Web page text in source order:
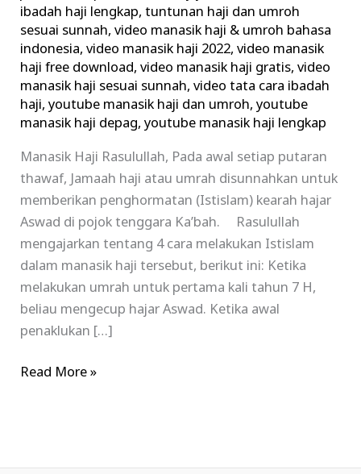
ibadah haji lengkap,tuntunan haji dan umroh
sesuai sunnah,video manasik haji & umroh bahasa
indonesia,video manasik haji 2022,video manasik
haji free download,video manasik haji gratis,video
manasik haji sesuai sunnah,video tata cara ibadah
haji,youtube manasik haji dan umroh,youtube
manasik haji depag,youtube manasik haji lengkap
Manasik Haji Rasulullah, Pada awal setiap putaran
thawaf, Jamaah haji atau umrah disunnahkan untuk
memberikan penghormatan (Istislam) kearah hajar
Aswad di pojok tenggara Ka’bah. Rasulullah
mengajarkan tentang 4 cara melakukan Istislam
dalam manasik haji tersebut, berikut ini: Ketika
melakukan umrah untuk pertama kali tahun 7 H,
beliau mengecup hajar Aswad. Ketika awal
penaklukan […]
Read More »